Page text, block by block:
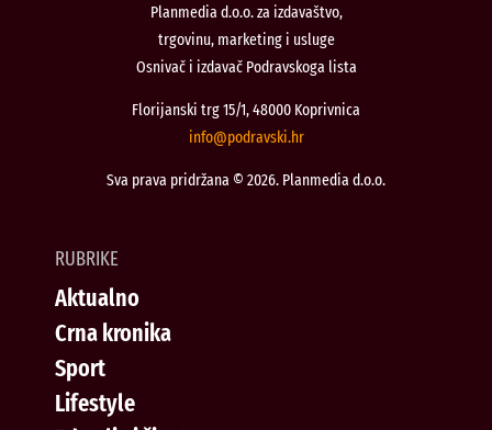
Planmedia d.o.o. za izdavaštvo,
trgovinu, marketing i usluge
Osnivač i izdavač Podravskoga lista
Florijanski trg 15/1, 48000 Koprivnica
rh.iksvardop
@ofni
Sva prava pridržana © 2026. Planmedia d.o.o.
RUBRIKE
Aktualno
Crna kronika
Sport
Lifestyle